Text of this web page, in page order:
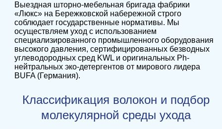
Выездная шторно-мебельная бригада фабрики
«Люкс» на Бережковской набережной строго
соблюдает государственные нормативы. Мы
осуществляем уход с использованием
специализированного промышленного оборудования
высокого давления, сертифицированных безводных
углеводородных сред KWL и оригинальных Ph-
нейтральных эко-детергентов от мирового лидера
BUFA (Германия).
Классификация волокон и подбор
молекулярной среды ухода